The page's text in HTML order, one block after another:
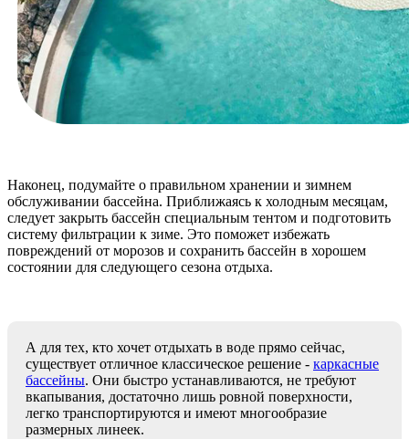
Наконец, подумайте о правильном хранении и зимнем
обслуживании бассейна. Приближаясь к холодным месяцам,
следует закрыть бассейн специальным тентом и подготовить
систему фильтрации к зиме. Это поможет избежать
повреждений от морозов и сохранить бассейн в хорошем
состоянии для следующего сезона отдыха.
А для тех, кто хочет отдыхать в воде прямо сейчас,
существует отличное классическое решение - каркасные
бассейны. Они быстро устанавливаются, не требуют
вкапывания, достаточно лишь ровной поверхности,
легко транспортируются и имеют многообразие
размерных линеек.